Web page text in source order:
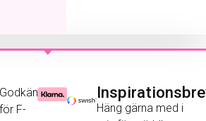
Godkänd
för F-
Häng gärna med i